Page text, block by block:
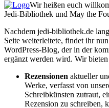
Wir heißen euch
Jedi-Bibliothek und May the
Nachdem jedi-bibliothek.de
Seite weiterleitete, findet ihr
WordPress-Blog, der in der
ergänzt werden wird. Wir
Rezensionen aktueller
Werke, verfasst von
Schreibkünsten zutraut,
Rezension zu schreiben,